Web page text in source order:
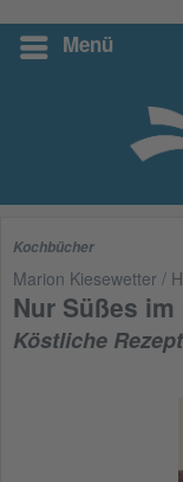
Menü
Suchen
Kochbücher
Marion Kiesewetter /
Nur Süßes im
Köstliche